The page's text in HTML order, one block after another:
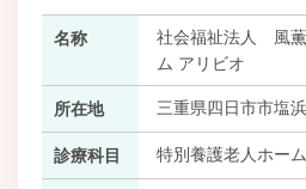
名称
社会福祉法人 風
ム アリビオ
所在地 三重県四日市市塩
診療科目 特別養護老人ホー